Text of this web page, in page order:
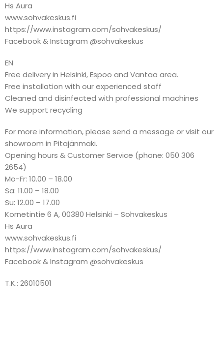
Hs Aura
www.sohvakeskus.fi
https://www.instagram.com/sohvakeskus/
Facebook & Instagram @sohvakeskus
EN
Free delivery in Helsinki, Espoo and Vantaa area.
Free installation with our experienced staff
Cleaned and disinfected with professional machines
We support recycling
For more information, please send a message or visit our
showroom in Pitäjänmäki.
Opening hours & Customer Service (phone: 050 306
2654)
Mo-Fr: 10.00 – 18.00
Sa: 11.00 – 18.00
Su: 12.00 – 17.00
Kornetintie 6 A, 00380 Helsinki – Sohvakeskus
Hs Aura
www.sohvakeskus.fi
https://www.instagram.com/sohvakeskus/
Facebook & Instagram @sohvakeskus
T.K.: 26010501